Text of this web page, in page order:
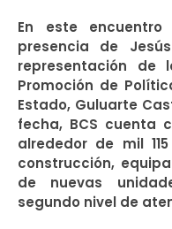
En este
presencia de
representación de
Promoción de
Estado, Guluarte
fecha, BCS cuenta
alrededor de mil
construcción,
de nuevas
segundo nivel de